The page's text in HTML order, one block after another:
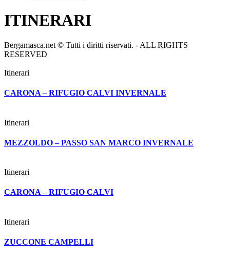
ITINERARI
Bergamasca.net © Tutti i diritti riservati. - ALL RIGHTS
RESERVED
Itinerari
CARONA – RIFUGIO CALVI INVERNALE
Itinerari
MEZZOLDO – PASSO SAN MARCO INVERNALE
Itinerari
CARONA – RIFUGIO CALVI
Itinerari
ZUCCONE CAMPELLI